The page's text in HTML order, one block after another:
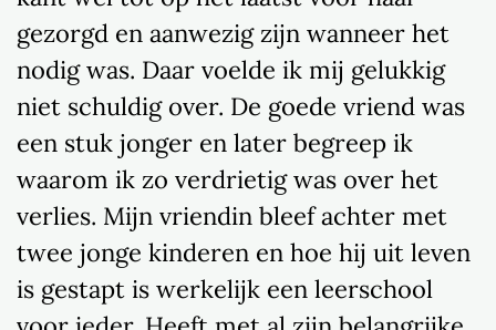
gezorgd en aanwezig zijn wanneer het
nodig was. Daar voelde ik mij gelukkig
niet schuldig over. De goede vriend was
een stuk jonger en later begreep ik
waarom ik zo verdrietig was over het
verlies. Mijn vriendin bleef achter met
twee jonge kinderen en hoe hij uit leven
is gestapt is werkelijk een leerschool